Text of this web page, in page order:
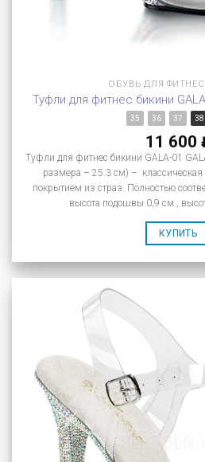
ОБУВЬ ДЛЯ
Туфли для фитнес бикини
35 36 37 38
11 600
Туфли для фитнес бикини GALA-01
размера – 25.3 см) –
покрытием из страз. Полностью
высота подошвы 0,9 см.,
КУПИТЬ